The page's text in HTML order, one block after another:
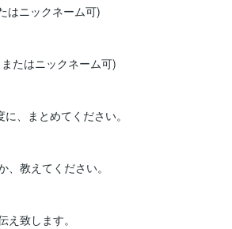
はニックネーム可)
たはニックネーム可)
、まとめてください。
、教えてください。
え致します。